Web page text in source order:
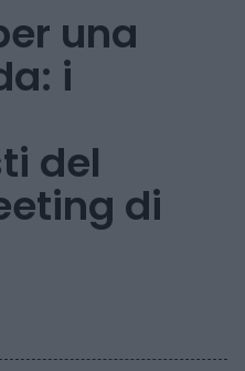
una
i
del
di